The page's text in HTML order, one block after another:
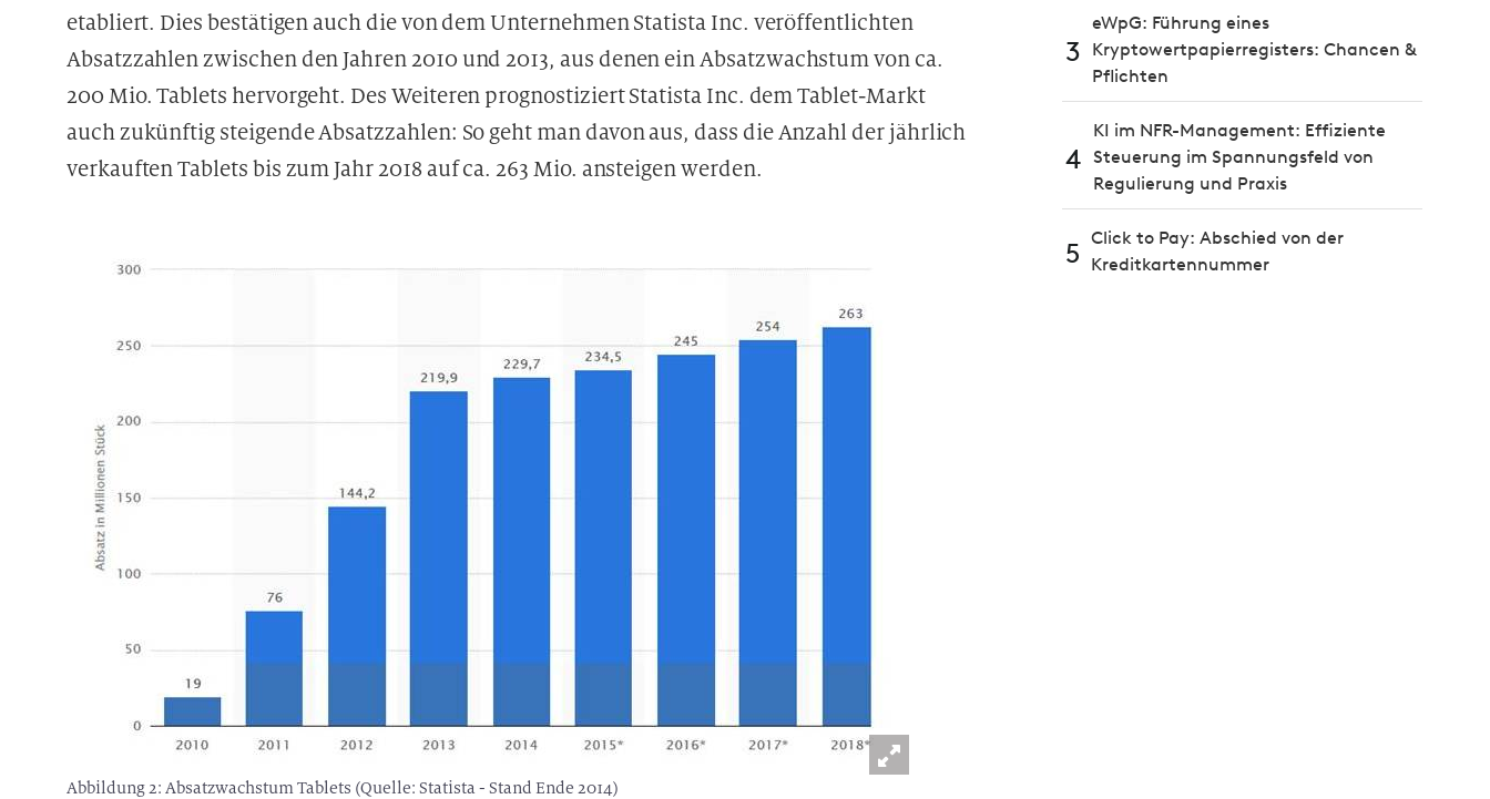
etabliert. Dies bestätigen auch die von dem Unternehmen Statista Inc. veröffentlichten
Absatzzahlen zwischen den Jahren 2010 und 2013, aus denen ein Absatzwachstum von ca.
200 Mio. Tablets hervorgeht. Des Weiteren prognostiziert Statista Inc. dem Tablet-Markt
auch zukünftig steigende Absatzzahlen: So geht man davon aus, dass die Anzahl der jährlich
verkauften Tablets bis zum Jahr 2018 auf ca. 263 Mio. ansteigen werden.
Abbildung 2: Absatzwachstum Tablets (Quelle: Statista - Stand Ende 2014)
3
eWpG: Führung eines
Kryptowertpapierregisters: Chancen &
Pflichten
4
KI im NFR-Management: Effiziente
Steuerung im Spannungsfeld von
Regulierung und Praxis
5 Click to Pay: Abschied von der
Kreditkartennummer